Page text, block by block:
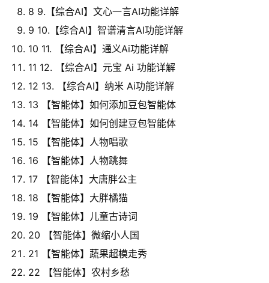
8 9.【综合AI】文心一言AI功能详解
9 10.【综合AI】智谱清言AI功能详解
10 11. 【综合AI】通义Ai功能详解
11 12. 【综合AI】元宝 Ai 功能详解
12 13. 【综合AI】纳米 Ai功能详解
13 【智能体】如何添加豆包智能体
14 【智能体】如何创建豆包智能体
15 【智能体】人物唱歌
16 【智能体】人物跳舞
17 【智能体】大唐胖公主
18 【智能体】大胖橘猫
19 【智能体】儿童古诗词
20 【智能体】微缩小人国
21 【智能体】蔬果超模走秀
22 【智能体】农村乡愁